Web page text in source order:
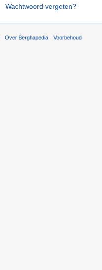
Wachtwoord vergeten?
Over Berghapedia Voorbehoud